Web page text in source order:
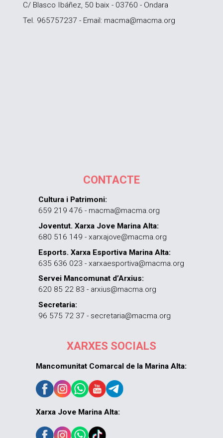
C/ Blasco Ibáñez, 50 baix - 03760 - Ondara
Tel. 965757237 - Email: macma@macma.org
CONTACTE
Cultura i Patrimoni:
659 219 476 - macma@macma.org
Joventut. Xarxa Jove Marina Alta:
680 516 149 - xarxajove@macma.org
Esports. Xarxa Esportiva Marina Alta:
635 636 023 - xarxaesportiva@macma.org
Servei Mancomunat d’Arxius:
620 85 22 83 - arxius@macma.org
Secretaria:
96 575 72 37 - secretaria@macma.org
XARXES SOCIALS
Mancomunitat Comarcal de la Marina Alta:
Xarxa Jove Marina Alta: